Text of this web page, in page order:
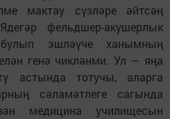
мактау сүзләре әйтсәң
фельдшер-акушерлык
эшләүче ханымның
генә чикләнми. Ул — яңа
астында тотучы, аларга
сәламәтлеге сагында
медицина училищесын